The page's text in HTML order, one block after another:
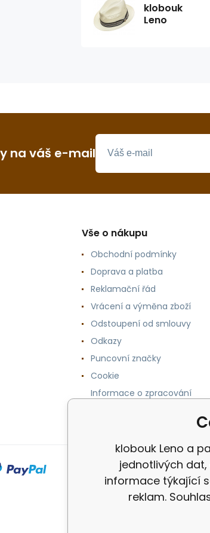
klobouk
Leno
na váš e-mail
Vše o nákupu
Obchodní podmínky
Doprava a platba
Reklamační řád
Vrácení a výměna zboží
Odstoupení od smlouvy
Odkazy
Puncovní značky
Cookie
Informace o zpracování
klobouk Leno a
jednotlivých
informace týkající
reklam.